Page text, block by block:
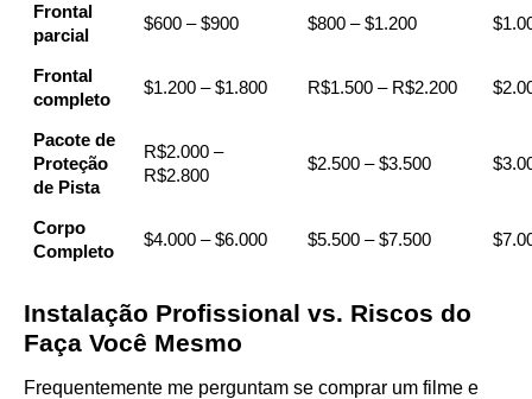
Frontal
parcial
$600 – $900 $800 – $1.200
Frontal
completo
$1.200 – $1.800 R$1.500 – R$2.200
Pacote de
Proteção
de Pista
R$2.000 –
R$2.800
$2.500 – $3.500
Corpo
Completo
$4.000 – $6.000 $5.500 – $7.500
Instalação Profissional vs. Riscos do
Faça Você Mesmo
Frequentemente me perguntam se comprar um filme e